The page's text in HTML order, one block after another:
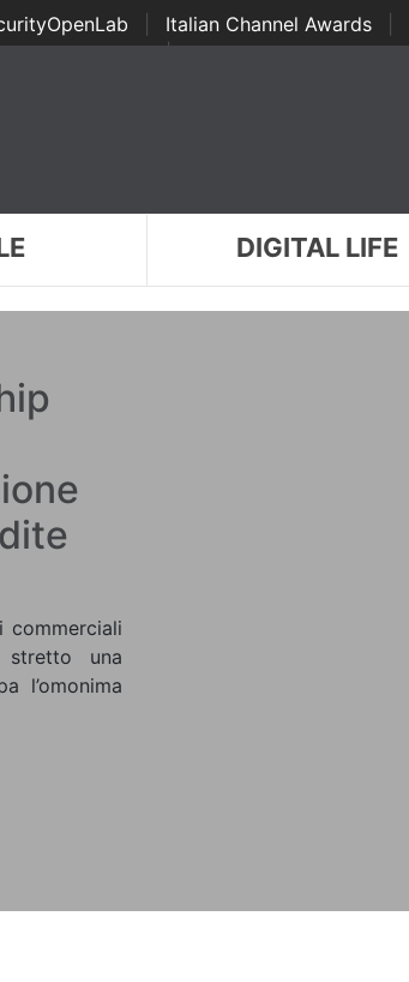
Italian Channel Awards
Awards | ...
DIGITAL LIFE
commerciali
una
l’omonima